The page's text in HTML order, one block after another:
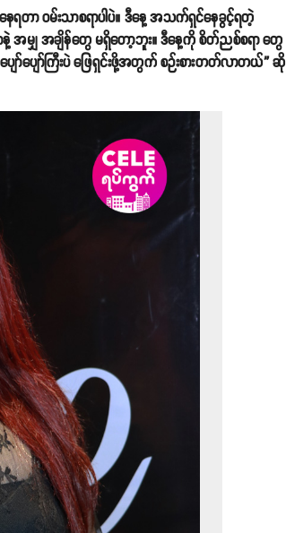
ာ ဝမ်းသာစရာပါပဲ။ ဒီနေ့ အသက်ရှင်နေခွင့်ရတဲ့
အမျှ အချိန်တွေ မရှိတော့ဘူး။ ဒီနေ့ကို စိတ်ညစ်စရာ တွေ
ပျော်ကြီးပဲ ဖြေရှင်းဖို့အတွက် စဉ်းစားတတ်လာတယ်” ဆို